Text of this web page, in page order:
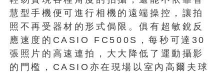
慧型手機便可進行相機的遠端操控，讓拍
照不再受器材的形式侷限。俱有超敏銳反
應速度的CASIO FC500S，每秒可達30
張照片的高速連拍，大大降低了運動攝影
的門檻，CASIO亦在現場以室內高爾夫球